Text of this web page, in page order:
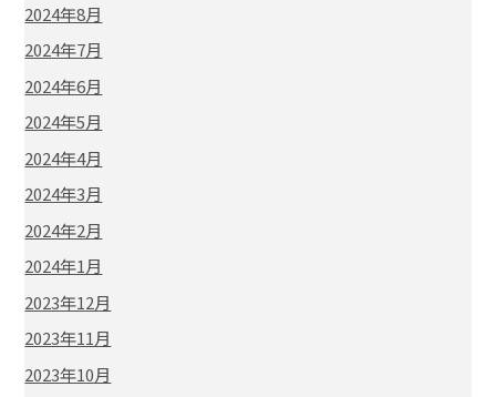
2024年8月
2024年7月
2024年6月
2024年5月
2024年4月
2024年3月
2024年2月
2024年1月
2023年12月
2023年11月
2023年10月